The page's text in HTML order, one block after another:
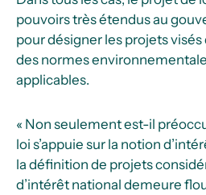
pouvoirs très étendus au
pour désigner les projets
des normes
applicables.
« Non seulement est-il
loi s’appuie sur la notion
la définition de projets
d’intérêt national demeure